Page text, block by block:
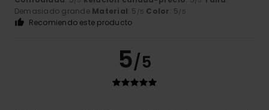
Demasiado grande Material: 5 /5 Color: 5/5
Recomiendo este producto
5/5